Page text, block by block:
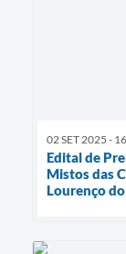
02 SET 2025 -
Edital de
Mistos das
Lourenço